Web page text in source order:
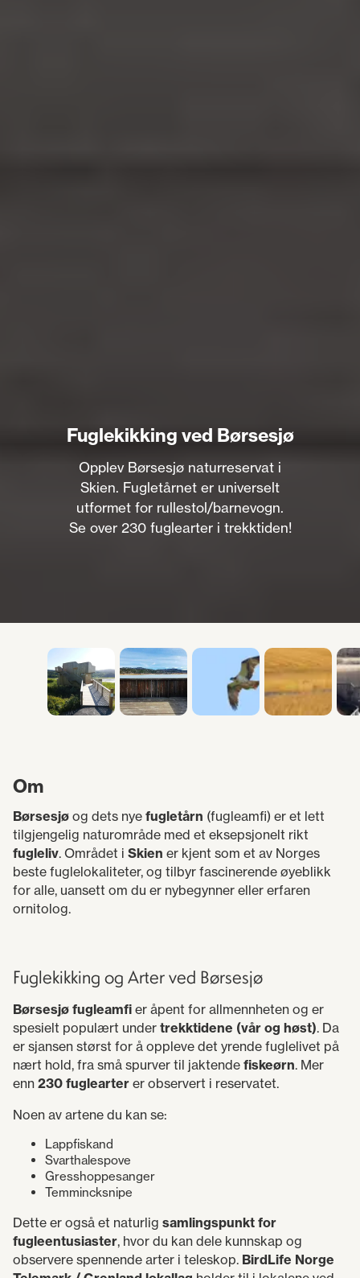
Fuglekikking ved Børsesjø
Opplev Børsesjø naturreservat i
Skien. Fugletårnet er universelt
utformet for rullestol/barnevogn.
Se over 230 fuglearter i trekktiden!
Om
Børsesjø og dets nye fugletårn (fugleamfi) er et lett
tilgjengelig naturområde med et eksepsjonelt rikt
fugleliv. Området i Skien er kjent som et av Norges
beste fuglelokaliteter, og tilbyr fascinerende øyeblikk
for alle, uansett om du er nybegynner eller erfaren
ornitolog.
Fuglekikking og Arter ved Børsesjø
Børsesjø fugleamfi er åpent for allmennheten og er
spesielt populært under trekktidene (vår og høst). Da
er sjansen størst for å oppleve det yrende fuglelivet på
nært hold, fra små spurver til jaktende fiskeørn. Mer
enn 230 fuglearter er observert i reservatet.
Noen av artene du kan se:
Lappfiskand
Svarthalespove
Gresshoppesanger
Temmincksnipe
Dette er også et naturlig samlingspunkt for
fugleentusiaster, hvor du kan dele kunnskap og
observere spennende arter i teleskop. BirdLife Norge